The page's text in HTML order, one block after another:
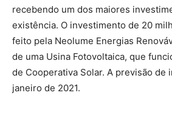
recebendo um dos maiores
existência. O investimento de 20
feito pela Neolume Energias
de uma Usina Fotovoltaica, que
de Cooperativa Solar. A previsão de
janeiro de 2021.